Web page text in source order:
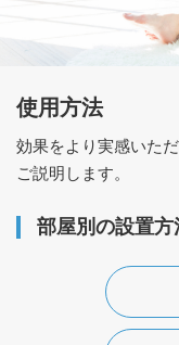
使用方法
効果をより実感いた
ご説明します。
部屋別の設置方